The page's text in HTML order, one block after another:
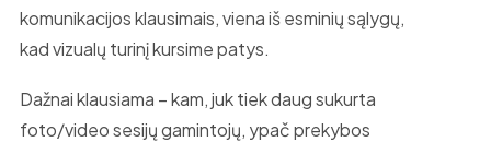
komunikacijos klausimais, viena iš esminių sąlygų,
kad vizualų turinį kursime patys.
Dažnai klausiama – kam, juk tiek daug sukurta
foto/video sesijų gamintojų, ypač prekybos